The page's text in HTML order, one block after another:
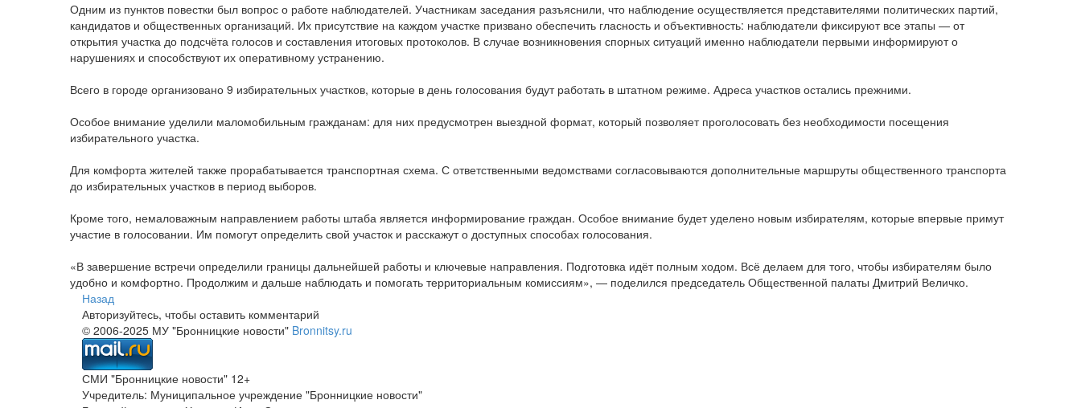
Одним из пунктов повестки был вопрос о работе наблюдателей. Участникам заседания разъяснили, что наблюдение осуществляется представителями политических партий,
кандидатов и общественных организаций. Их присутствие на каждом участке призвано обеспечить гласность и объективность: наблюдатели фиксируют все этапы — от
открытия участка до подсчёта голосов и составления итоговых протоколов. В случае возникновения спорных ситуаций именно наблюдатели первыми информируют о
нарушениях и способствуют их оперативному устранению.
Всего в городе организовано 9 избирательных участков, которые в день голосования будут работать в штатном режиме. Адреса участков остались прежними.
Особое внимание уделили маломобильным гражданам: для них предусмотрен выездной формат, который позволяет проголосовать без необходимости посещения
избирательного участка.
Для комфорта жителей также прорабатывается транспортная схема. С ответственными ведомствами согласовываются дополнительные маршруты общественного транспорта
до избирательных участков в период выборов.
Кроме того, немаловажным направлением работы штаба является информирование граждан. Особое внимание будет уделено новым избирателям, которые впервые примут
участие в голосовании. Им помогут определить свой участок и расскажут о доступных способах голосования.
«В завершение встречи определили границы дальнейшей работы и ключевые направления. Подготовка идёт полным ходом. Всё делаем для того, чтобы избирателям было
удобно и комфортно. Продолжим и дальше наблюдать и помогать территориальным комиссиям», — поделился председатель Общественной палаты Дмитрий Величко.
Назад
Авторизуйтесь, чтобы оставить комментарий
© 2006-2025 МУ "Бронницкие новости" Bronnitsy.ru
СМИ "Бронницкие новости" 12+
Учредитель: Муниципальное учреждение "Бронницкие новости"